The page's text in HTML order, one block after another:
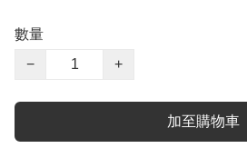
數量
−
+
加至購物車